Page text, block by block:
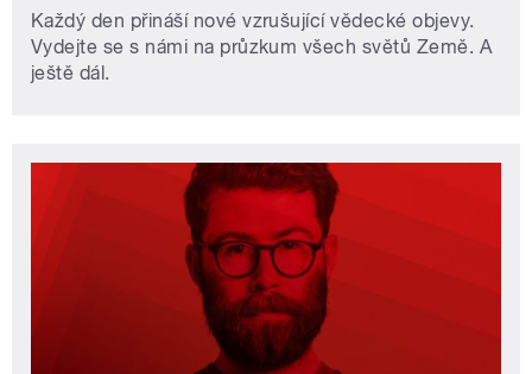
Každý den přináší nové vzrušující vědecké objevy.
Vydejte se s námi na průzkum všech světů Země. A
ještě dál.